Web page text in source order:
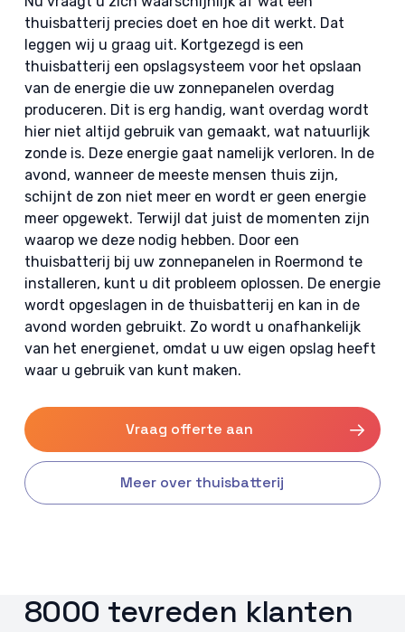
thuisbatterij precies doet en hoe dit werkt. Dat
leggen wij u graag uit. Kortgezegd is een
thuisbatterij een opslagsysteem voor het opslaan
van de energie die uw zonnepanelen overdag
produceren. Dit is erg handig, want overdag wordt
hier niet altijd gebruik van gemaakt, wat natuurlijk
zonde is. Deze energie gaat namelijk verloren. In de
avond, wanneer de meeste mensen thuis zijn,
schijnt de zon niet meer en wordt er geen energie
meer opgewekt. Terwijl dat juist de momenten zijn
waarop we deze nodig hebben. Door een
thuisbatterij bij uw zonnepanelen in Roermond te
installeren, kunt u dit probleem oplossen. De energie
wordt opgeslagen in de thuisbatterij en kan in de
avond worden gebruikt. Zo wordt u onafhankelijk
van het energienet, omdat u uw eigen opslag heeft
waar u gebruik van kunt maken.
Vraag offerte aan
Meer over thuisbatterij
8000 tevreden klanten